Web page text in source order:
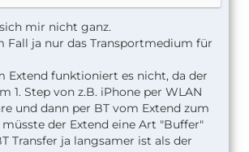
mir nicht ganz.
Fall ja nur das Transportmedium für
Extend funktioniert es nicht, da der
1. Step von z.B. iPhone per WLAN
und dann per BT vom Extend zum
der Extend eine Art "Buffer"
Transfer ja langsamer ist als der